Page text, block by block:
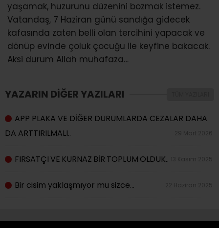
yaşamak, huzurunu düzenini bozmak istemez.
Vatandaş, 7 Haziran günü sandığa gidecek
kafasında zaten belli olan tercihini yapacak ve
dönüp evinde çoluk çocuğu ile keyfine bakacak.
Aksi durum Allah muhafaza…
YAZARIN DİĞER YAZILARI
APP PLAKA VE DİĞER DURUMLARDA CEZALAR DAHA
DA ARTTIRILMALI..
29 Mart 2026
FIRSATÇI VE KURNAZ BİR TOPLUM OLDUK.. 13 Kasım 2025
Bir cisim yaklaşmıyor mu sizce… 22 Haziran 2025